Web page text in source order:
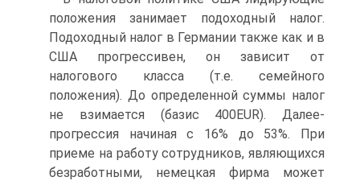
положения занимает подоходный налог.
Подоходный налог в Германии также как и в
США прогрессивен, он зависит от
налогового класса (т.е. семейного
положения). До определенной суммы налог
не взимается (базис 400EUR). Далее-
прогрессия начиная с 16% до 53%. При
приеме на работу сотрудников, являющихся
безработными, немецкая фирма может